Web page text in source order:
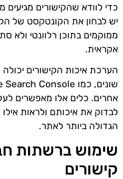
כדי לוודא שהקישורים מגיעים
יש לבחון את הקונטקסט של
ממוקמים בתוכן רלוונטי ולא
אקראית.
הערכת איכות הקישורים
אחרים. כלים אלו מאפשרים
לבדוק את איכותם ולראות
הגדולה ביותר לאתר.
שימוש ברשתות
קישורים